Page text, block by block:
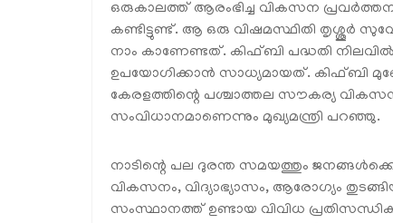
ഒരുകാലത്ത് ആരംഭിച്ച വികസന പ്രവര്‍ത്തനം
കണ്ടിട്ടുണ്ട്. ആ ഒരു വിഷമസ്ഥിതി തൃശ്ശൂര്‍
നാം കാണേണ്ടത്. കിഫ്ബി പദ്ധതി
ഉപയോഗിക്കാന്‍ സാധ്യമായത്. കിഫ്ബി
കേരളത്തിന്റെ പശ്ചാത്തല സൗകര്യ
സംവിധാനമാണെന്നും മുഖ്യമന്ത്രി പറഞ്ഞു.
നാടിന്റെ പല ദുരന്ത സമയത്തും
വികസനം, വിദ്യാഭ്യാസം, ആരോഗ്യം
സംസ്ഥാനത്ത് ഉണ്ടായ വിവിധ